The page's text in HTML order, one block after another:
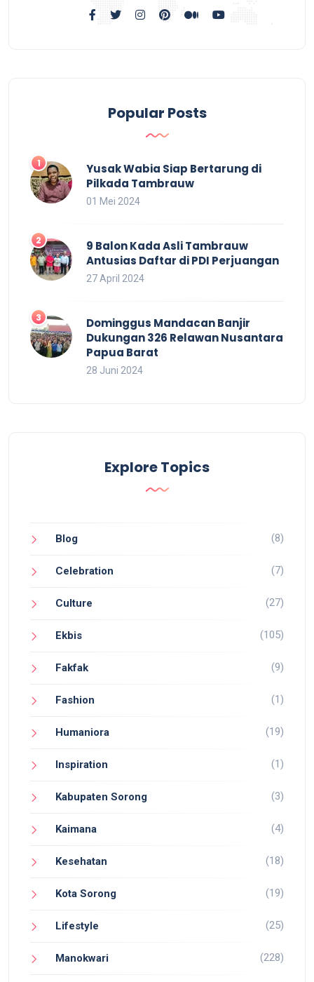
Popular Posts
Yusak Wabia Siap Bertarung di
Pilkada Tambrauw
01 Mei 2024
9 Balon Kada Asli Tambrauw
Antusias Daftar di PDI Perjuangan
27 April 2024
Dominggus Mandacan Banjir
Dukungan 326 Relawan Nusantara
Papua Barat
28 Juni 2024
Explore Topics
Blog (8)
Celebration (7)
Culture (27)
Ekbis (105)
Fakfak (9)
Fashion (1)
Humaniora (19)
Inspiration (1)
Kabupaten Sorong (3)
Kaimana (4)
Kesehatan (18)
Kota Sorong (19)
Lifestyle (25)
Manokwari (228)